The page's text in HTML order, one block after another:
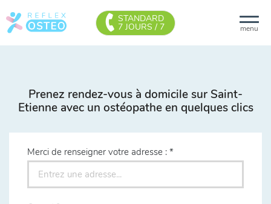
menu
STANDARD
7 JOURS / 7
Prenez rendez-vous à domicile sur Saint-
Etienne avec un ostéopathe en quelques clics
Merci de renseigner votre adresse :